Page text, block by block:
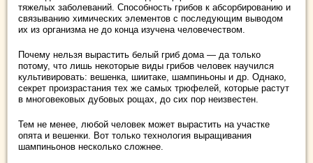
тяжелых заболеваний. Способность грибов к абсорбированию и
связыванию химических элементов с последующим выводом
их из организма не до конца изучена человечеством.
Почему нельзя вырастить белый гриб дома — да только
потому, что лишь некоторые виды грибов человек научился
культивировать: вешенка, шиитаке, шампиньоны и др. Однако,
секрет произрастания тех же самых трюфелей, которые растут
в многовековых дубовых рощах, до сих пор неизвестен.
Тем не менее, любой человек может вырастить на участке
опята и вешенки. Вот только технология выращивания
шампиньонов несколько сложнее.